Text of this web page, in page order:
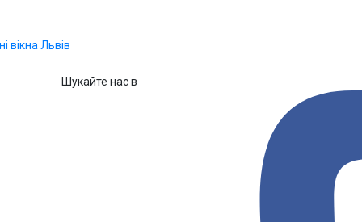
Шукайте нас в